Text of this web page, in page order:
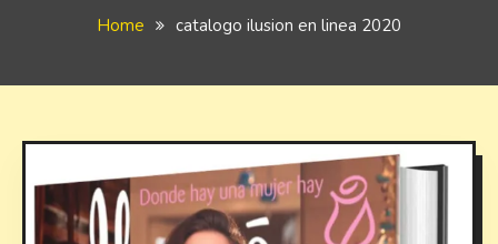
Home catalogo ilusion en linea 2020